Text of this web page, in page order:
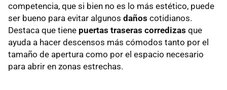
competencia, que si bien no es lo más estético, puede
ser bueno para evitar algunos daños cotidianos.
Destaca que tiene puertas traseras corredizas que
ayuda a hacer descensos más cómodos tanto por el
tamaño de apertura como por el espacio necesario
para abrir en zonas estrechas.